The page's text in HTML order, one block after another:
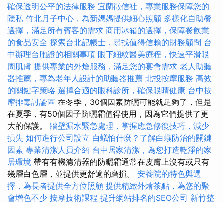
確保透明公平的法律服務 宜蘭徵信社，專業服務保障您的
隱私 竹北月子中心，為新媽媽提供細心照顧 多樣化自助餐
選擇，滿足所有賓客的需求 商用冰箱的選擇，保障餐飲業
的食品安全 探索台北記帳士，尋找值得信賴的財務顧問 台
中辦理台胞證的相關事項 眼下細紋醫美療程，快速平滑眼
周肌膚 提供專業的外燴服務，滿足您的宴會需求 老人助聽
器推薦，專為老年人設計的助聽器推薦 北投按摩服務 高效
的關鍵字策略 選擇合適的眼科診所，確保眼睛健康 台中按
摩排毒討論區 在冬季，30個因素防曬可能就足夠了，但是
在夏季，有50個因子防曬霜值得使用，因為它們提供了更
大的保護。 牆壁漏水緊急處理，掌握應急修復技巧，減少
損失 如何進行公司設立 白蟻怕什麼？了解白蟻防治的關鍵
因素 專業清潔人員介紹 台中居家清潔，為您打造乾淨的家
居環境 帶有有機濾清器的防曬霜通常在皮膚上沒有或只有
幾層白色層，並提供更舒適的磨損。 安養院的特色與選
擇，為長者提供全方位照顧 提供精緻外燴茶點，為您的聚
會增色不少 按摩技術課程 提升網站排名的SEO公司 新竹整